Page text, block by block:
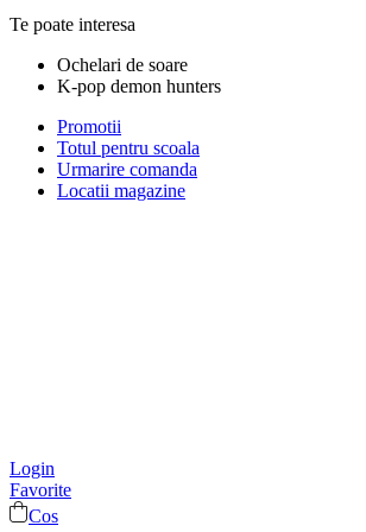
Te poate interesa
Ochelari de soare
K-pop demon hunters
Promotii
Totul pentru scoala
Urmarire comanda
Locatii magazine
Login
Favorite
Cos